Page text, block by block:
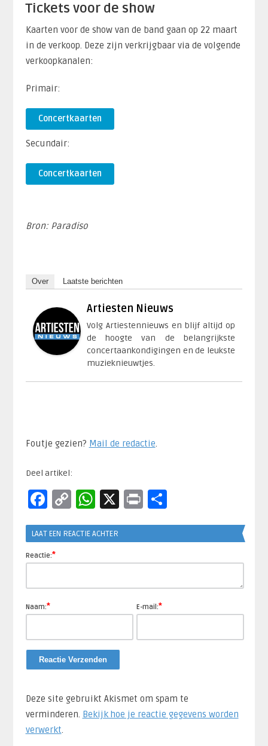
Tickets voor de show
Kaarten voor de show van de band gaan op 22 maart
in de verkoop. Deze zijn verkrijgbaar via de volgende
verkoopkanalen:
Primair:
Concertkaarten
Secundair:
Concertkaarten
Bron: Paradiso
Over Laatste berichten
Artiesten Nieuws
Volg Artiestennieuws en blijf altijd op
de hoogte van de belangrijkste
concertaankondigingen en de leukste
muzieknieuwtjes.
Foutje gezien? Mail de redactie.​
Deel artikel:
Facebook
CopyWhatsApp
X PrintDelen
LAAT EEN REACTIE ACHTER
Reactie:*
Naam:* E-mail:*
Deze site gebruikt Akismet om spam te
verminderen. Bekijk hoe je reactie gegevens worden
verwerkt.